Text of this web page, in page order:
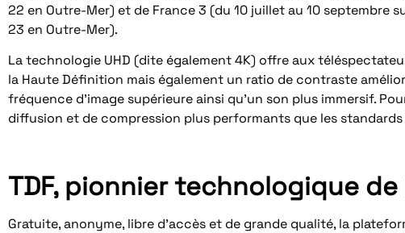
22 en Outre-Mer) et de France 3 (du 10 juillet au 10 septembre
23 en Outre-Mer).
La technologie UHD (dite également 4K) offre aux
la Haute Définition mais également un ratio de contraste
fréquence d’image supérieure ainsi qu’un son plus immersif.
diffusion et de compression plus performants que les standards
TDF, pionnier technologique de
Gratuite, anonyme, libre d’accès et de grande qualité, la